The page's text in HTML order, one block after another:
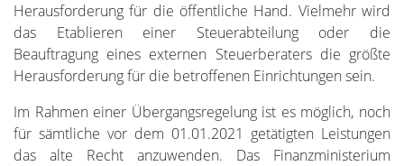
Herausforderung für die öffentliche Hand. Vielmehr wird
das Etablieren einer Steuerabteilung oder die
Beauftragung eines externen Steuerberaters die größte
Herausforderung für die betroffenen Einrichtungen sein.
Im Rahmen einer Übergangsregelung ist es möglich, noch
für sämtliche vor dem 01.01.2021 getätigten Leistungen
das alte Recht anzuwenden. Das Finanzministerium